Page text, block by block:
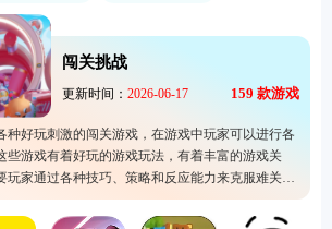
闯关挑战
更新时间： 2026-06-17 159 款游戏
种好玩刺激的闯关游戏，在游戏中玩家可以进行各
些游戏有着好玩的游戏玩法，有着丰富的游戏关
玩家通过各种技巧、策略和反应能力来克服难关，
卡，每个关卡都拥有不同的挑战内容，非常考验玩